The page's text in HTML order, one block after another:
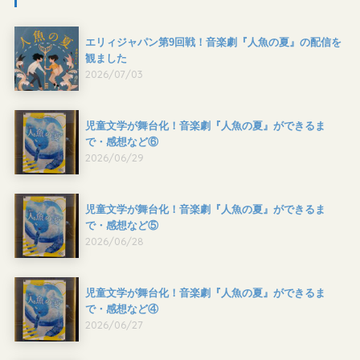
エリィジャパン第9回戦！音楽劇『人魚の夏』の配信を
観ました
2026/07/03
児童文学が舞台化！音楽劇『人魚の夏』ができるま
で・感想など⑥
2026/06/29
児童文学が舞台化！音楽劇『人魚の夏』ができるま
で・感想など⑤
2026/06/28
児童文学が舞台化！音楽劇『人魚の夏』ができるま
で・感想など④
2026/06/27